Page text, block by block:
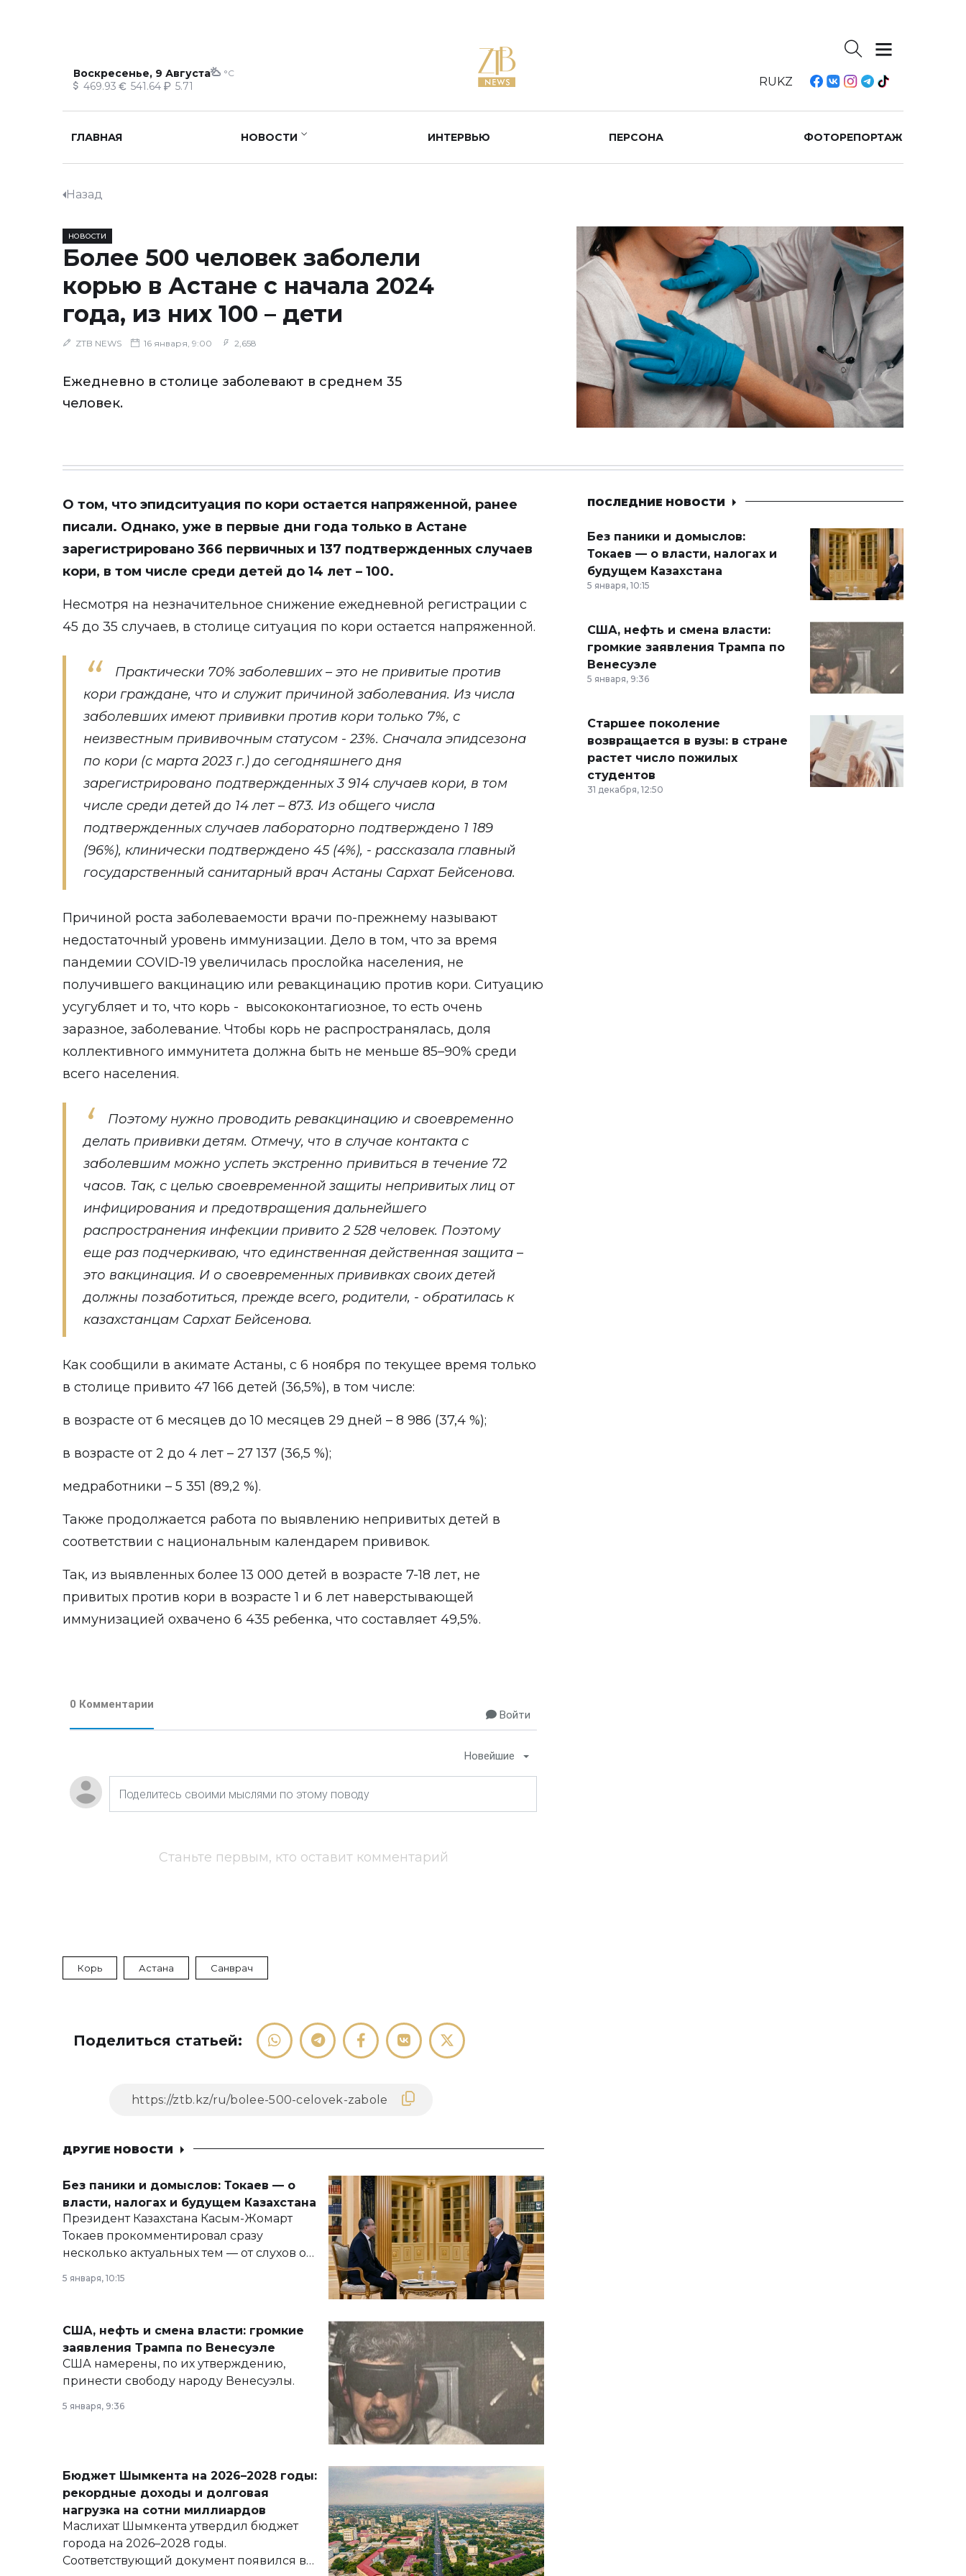
Воскресенье, 9 Августа °C
469.93 541.64 5.71 RUKZ
ГЛАВНАЯ НОВОСТИ ИНТЕРВЬЮ ПЕРСОНА ФОТОРЕПОРТАЖ
Назад
НОВОСТИ
Более 500 человек заболели
корью в Астане с начала 2024
года, из них 100 – дети
ZTB NEWS 16 января, 9:00 2,658
Ежедневно в столице заболевают в среднем 35
человек.
О том, что эпидситуация по кори остается напряженной, ранее
писали. Однако, уже в первые дни года только в Астане
зарегистрировано 366 первичных и 137 подтвержденных случаев
кори, в том числе среди детей до 14 лет – 100.
Несмотря на незначительное снижение ежедневной регистрации с
45 до 35 случаев, в столице ситуация по кори остается напряженной.
Практически 70% заболевших – это не привитые против
кори граждане, что и служит причиной заболевания. Из числа
заболевших имеют прививки против кори только 7%, с
неизвестным прививочным статусом - 23%. Сначала эпидсезона
по кори (с марта 2023 г.) до сегодняшнего дня
зарегистрировано подтвержденных 3 914 случаев кори, в том
числе среди детей до 14 лет – 873. Из общего числа
подтвержденных случаев лабораторно подтверждено 1 189
(96%), клинически подтверждено 45 (4%), - рассказала главный
государственный санитарный врач Астаны Сархат Бейсенова.
Причиной роста заболеваемости врачи по-прежнему называют
недостаточный уровень иммунизации. Дело в том, что за время
пандемии COVID-19 увеличилась прослойка населения, не
получившего вакцинацию или ревакцинацию против кори. Ситуацию
усугубляет и то, что корь - высококонтагиозное, то есть очень
заразное, заболевание. Чтобы корь не распространялась, доля
коллективного иммунитета должна быть не меньше 85–90% среди
всего населения.
Поэтому нужно проводить ревакцинацию и своевременно
делать прививки детям. Отмечу, что в случае контакта с
заболевшим можно успеть экстренно привиться в течение 72
часов. Так, с целью своевременной защиты непривитых лиц от
инфицирования и предотвращения дальнейшего
распространения инфекции привито 2 528 человек. Поэтому
еще раз подчеркиваю, что единственная действенная защита –
это вакцинация. И о своевременных прививках своих детей
должны позаботиться, прежде всего, родители, - обратилась к
казахстанцам Сархат Бейсенова.
Как сообщили в акимате Астаны, с 6 ноября по текущее время только
в столице привито 47 166 детей (36,5%), в том числе:
в возрасте от 6 месяцев до 10 месяцев 29 дней – 8 986 (37,4 %);
в возрасте от 2 до 4 лет – 27 137 (36,5 %);
медработники – 5 351 (89,2 %).
Также продолжается работа по выявлению непривитых детей в
соответствии с национальным календарем прививок.
Так, из выявленных более 13 000 детей в возрасте 7-18 лет, не
привитых против кори в возрасте 1 и 6 лет наверстывающей
иммунизацией охвачено 6 435 ребенка, что составляет 49,5%.
0 Комментарии
Войти
Новейшие
Станьте первым, кто оставит комментарий
Корь Астана Санврач
Поделиться статьей:
ДРУГИЕ НОВОСТИ
Без паники и домыслов: Токаев — о
власти, налогах и будущем Казахстана
Президент Казахстана Касым-Жомарт
Токаев прокомментировал сразу
несколько актуальных тем — от слухов о
армии, экономики и личного здоровья.
5 января, 10:15
США, нефть и смена власти: громкие
заявления Трампа по Венесуэле
США намерены, по их утверждению,
принести свободу народу Венесуэлы.
5 января, 9:36
Бюджет Шымкента на 2026–2028 годы:
рекордные доходы и долговая
нагрузка на сотни миллиардов
Маслихат Шымкента утвердил бюджет
города на 2026–2028 годы.
Соответствующий документ появился в
ПОСЛЕДНИЕ НОВОСТИ
Без паники и домыслов:
Токаев — о власти, налогах и
будущем Казахстана
5 января, 10:15
США, нефть и смена власти:
громкие заявления Трампа по
Венесуэле
5 января, 9:36
Старшее поколение
возвращается в вузы: в стране
растет число пожилых
студентов
31 декабря, 12:50